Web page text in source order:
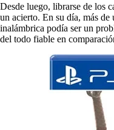
Desde luego, librarse de los
un acierto. En su día, más de
inalámbrica podía ser un
del todo fiable en